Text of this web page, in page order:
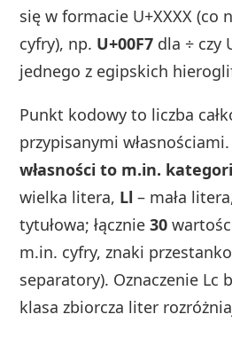
się w formacie U+XXXX (co
cyfry), np. U+00F7 dla ÷ czy
jednego z egipskich
Punkt kodowy to liczba
przypisanymi własnościami.
własności to m.in.
wielka litera, Ll – mała
tytułowa; łącznie30
m.in. cyfry, znaki
separatory). Oznaczenie Lc
klasa zbiorcza liter